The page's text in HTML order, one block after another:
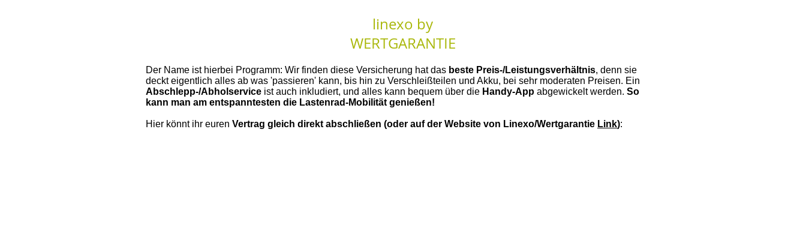
linexo by
WERTGARANTIE
Der Name ist hierbei Programm: Wir finden diese Versicherung hat das beste Preis-/Leistungsverhältnis, denn sie
deckt eigentlich alles ab was 'passieren' kann, bis hin zu Verschleißteilen und Akku, bei sehr moderaten Preisen. Ein
Abschlepp-/Abholservice ist auch inkludiert, und alles kann bequem über die Handy-App abgewickelt werden. So
kann man am entspanntesten die Lastenrad-Mobilität genießen!
Hier könnt ihr euren Vertrag gleich direkt abschließen (oder auf der Website von Linexo/Wertgarantie Link):